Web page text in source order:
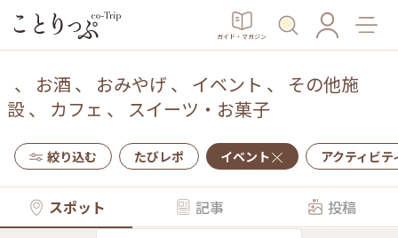
ガイド・マガジン
、 お酒 、 おみやげ 、 イベント 、 その他施
設、 カフェ 、 スイーツ・お菓子
絞り込む たびレポ イベント アクティビテ
スポット 記事 投稿